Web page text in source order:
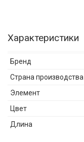
Характеристики
Бренд
Страна производства
Элемент
Цвет
Длина